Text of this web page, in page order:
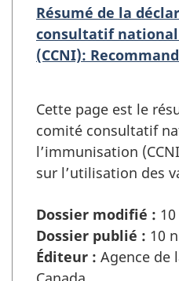
Résumé de la
consultatif
(CCNI):
Cette page est le
comité consultatif
l’immunisation
sur l’utilisation des
Dossier modifié :
Dossier publié : 10
Éditeur : Agence de